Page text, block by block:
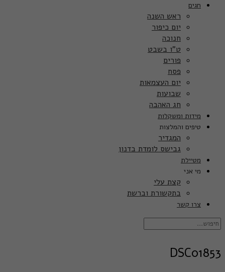
חגים
ראש השנה
יום כיפור
חנוכה
ט”ו בשבט
פורים
פסח
יום העצמאות
שבועות
חג האהבה
מידות ומשקלות
טיפים והמלצות
המגדיר
גבישס לומדת בדנון
מטיילת
מי אני
קצת עלי
בתקשורת וברשת
צרו קשר
DSC01853